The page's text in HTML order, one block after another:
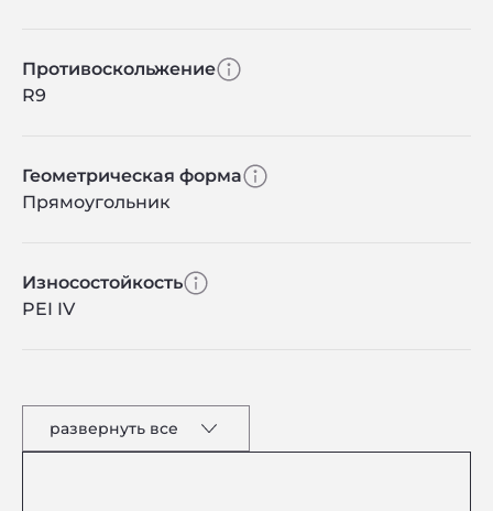
Противоскольжение
R9
Геометрическая форма
Прямоугольник
Износостойкость
PEI IV
развернуть все